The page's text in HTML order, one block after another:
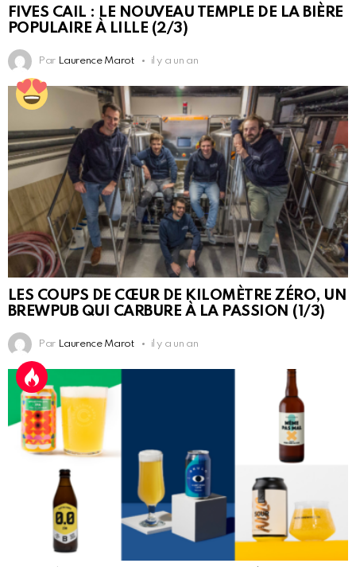
FIVES CAIL : LE NOUVEAU TEMPLE DE LA BIÈRE
POPULAIRE À LILLE (2/3)
Par Laurence Marot il y a un an
LES COUPS DE CŒUR DE KILOMÈTRE ZÉRO, UN
BREWPUB QUI CARBURE À LA PASSION (1/3)
Par Laurence Marot il y a un an